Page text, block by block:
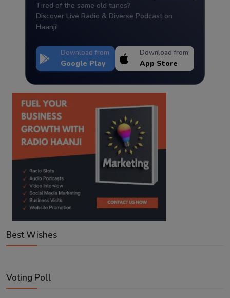
Tired of the same old tunes?
Discover Live Radio & Diverse Podcast on
Haanji!
Download from
Google Play
Download from
App Store
Best Wishes
Voting Poll